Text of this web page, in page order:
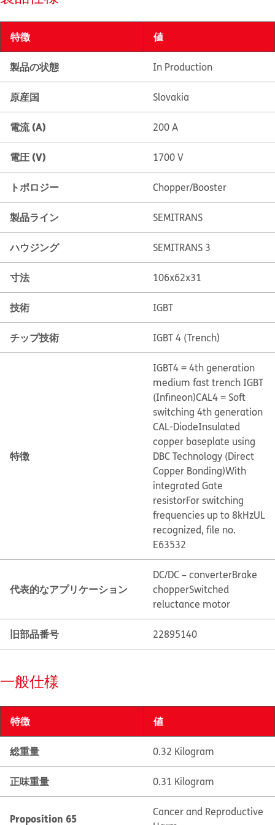
特徴 値
製品の状態 In Production
原産国 Slovakia
電流 (A) 200 A
電圧 (V) 1700 V
トポロジー Chopper/Booster
製品ライン SEMITRANS
ハウジング SEMITRANS 3
寸法 106x62x31
技術 IGBT
チップ技術 IGBT 4 (Trench)
特徴
IGBT4 = 4th generation
medium fast trench IGBT
(Infineon)CAL4 = Soft
switching 4th generation
CAL-DiodeInsulated
copper baseplate using
DBC Technology (Direct
Copper Bonding)With
integrated Gate
resistorFor switching
frequencies up to 8kHzUL
recognized, file no.
E63532
代表的なアプリケーション
DC/DC – converterBrake
chopperSwitched
reluctance motor
旧部品番号 22895140
一般仕様
特徴 値
総重量 0.32 Kilogram
正味重量 0.31 Kilogram
Proposition 65
Cancer and Reproductive